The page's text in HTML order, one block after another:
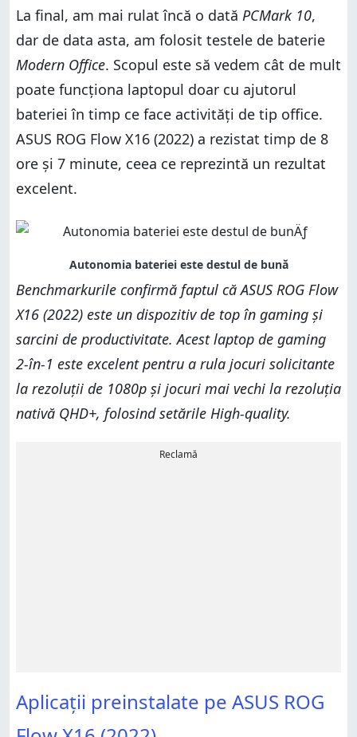
La final, am mai rulat încă o dată PCMark 10,
dar de data asta, am folosit testele de baterie
Modern Office. Scopul este să vedem cât de mult
poate funcționa laptopul doar cu ajutorul
bateriei în timp ce face activități de tip office.
ASUS ROG Flow X16 (2022) a rezistat timp de 8
ore și 7 minute, ceea ce reprezintă un rezultat
excelent.
Benchmarkurile confirmă faptul că ASUS ROG Flow
X16 (2022) este un dispozitiv de top în gaming și
sarcini de productivitate. Acest laptop de gaming
2-în-1 este excelent pentru a rula jocuri solicitante
la rezoluții de 1080p și jocuri mai vechi la rezoluția
nativă QHD+, folosind setările High-quality.
Reclamă
Aplicații preinstalate pe ASUS ROG